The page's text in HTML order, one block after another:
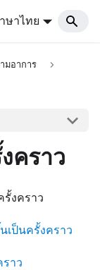
ษาไทย
มอาการ
คราว
งคราว
ป็นครั้งคราว
าว